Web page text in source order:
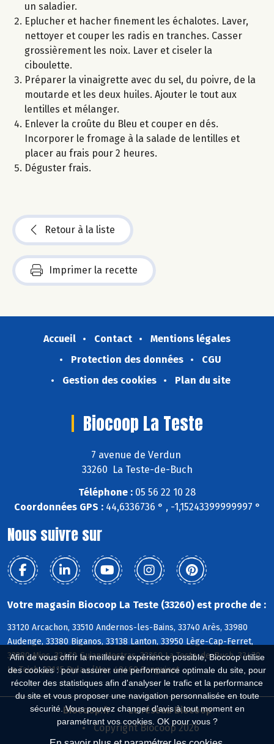
Afin de vous offrir la meilleure expérience possible, Biocoop utilise
des cookies : pour assurer une performance optimale du site, pour
récolter des statistiques afin d'analyser le trafic et la performance
du site et vous proposer une navigation personnalisée en toute
sécurité. Vous pouvez changer d'avis à tout moment en
paramétrant vos cookies. OK pour vous ?
un saladier.
Eplucher et hacher finement les échalotes. Laver,
nettoyer et couper les radis en tranches. Casser
grossièrement les noix. Laver et ciseler la
ciboulette.
Préparer la vinaigrette avec du sel, du poivre, de la
moutarde et les deux huiles. Ajouter le tout aux
lentilles et mélanger.
Enlever la croûte du Bleu et couper en dés.
Incorporer le fromage à la salade de lentilles et
placer au frais pour 2 heures.
Déguster frais.
Retour à la liste
Imprimer la recette
Accueil Contact
Mentions légales
Protection des données
CGU
Gestion des cookies
Plan du site
Biocoop La Teste
7 avenue de Verdun
33260 La Teste-de-Buch
Téléphone : 05 56 22 10 28
Coordonnées GPS :44,6336736 ° , -1,15243399999997 °
Nous suivre sur
Votre magasin Biocoop La Teste (33260) est proche de :
33120 Arcachon, 33510 Andernos-les-Bains, 33740 Arès, 33980
Audenge, 33380 Biganos, 33138 Lanton, 33950 Lège-Cap-Ferret,
33380 Mios, 33470 Gujan-Mestras, 33260 La Teste-de-Buch, 33470
Le Teich, 33115 Pyla s/Mer, 40460 Sanguinet
Biocoop.fr
Le réseau Biocoop
Copyright Biocoop 2026